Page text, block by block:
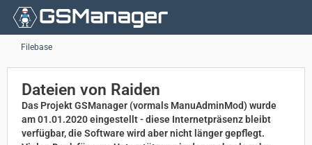
Filebase
Dateien von Raiden
Das Projekt GSManager (vormals ManuAdminMod) wurde
am 01.01.2020 eingestellt - diese Internetpräsenz bleibt
verfügbar, die Software wird aber nicht länger gepflegt.